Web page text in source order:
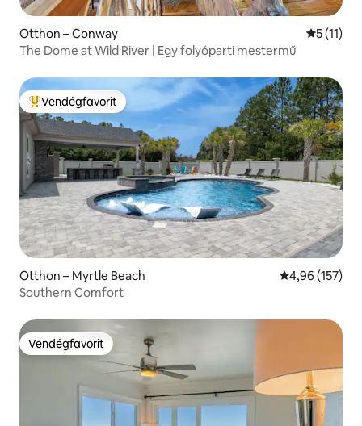
Otthon – Conway Átlagos
5 (11)
The Dome at Wild River | Egy folyóparti mestermű
Kiemelt vendégfavorit
Vendégfavorit
Otthon – Myrtle Beach Átlagos
4,96 (157)
Southern Comfort
Vendégfavorit
Vendégfavorit